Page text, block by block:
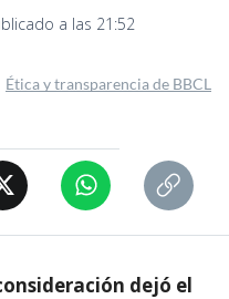
a las 21:52
Ética y transparencia de BBCL
dejó el